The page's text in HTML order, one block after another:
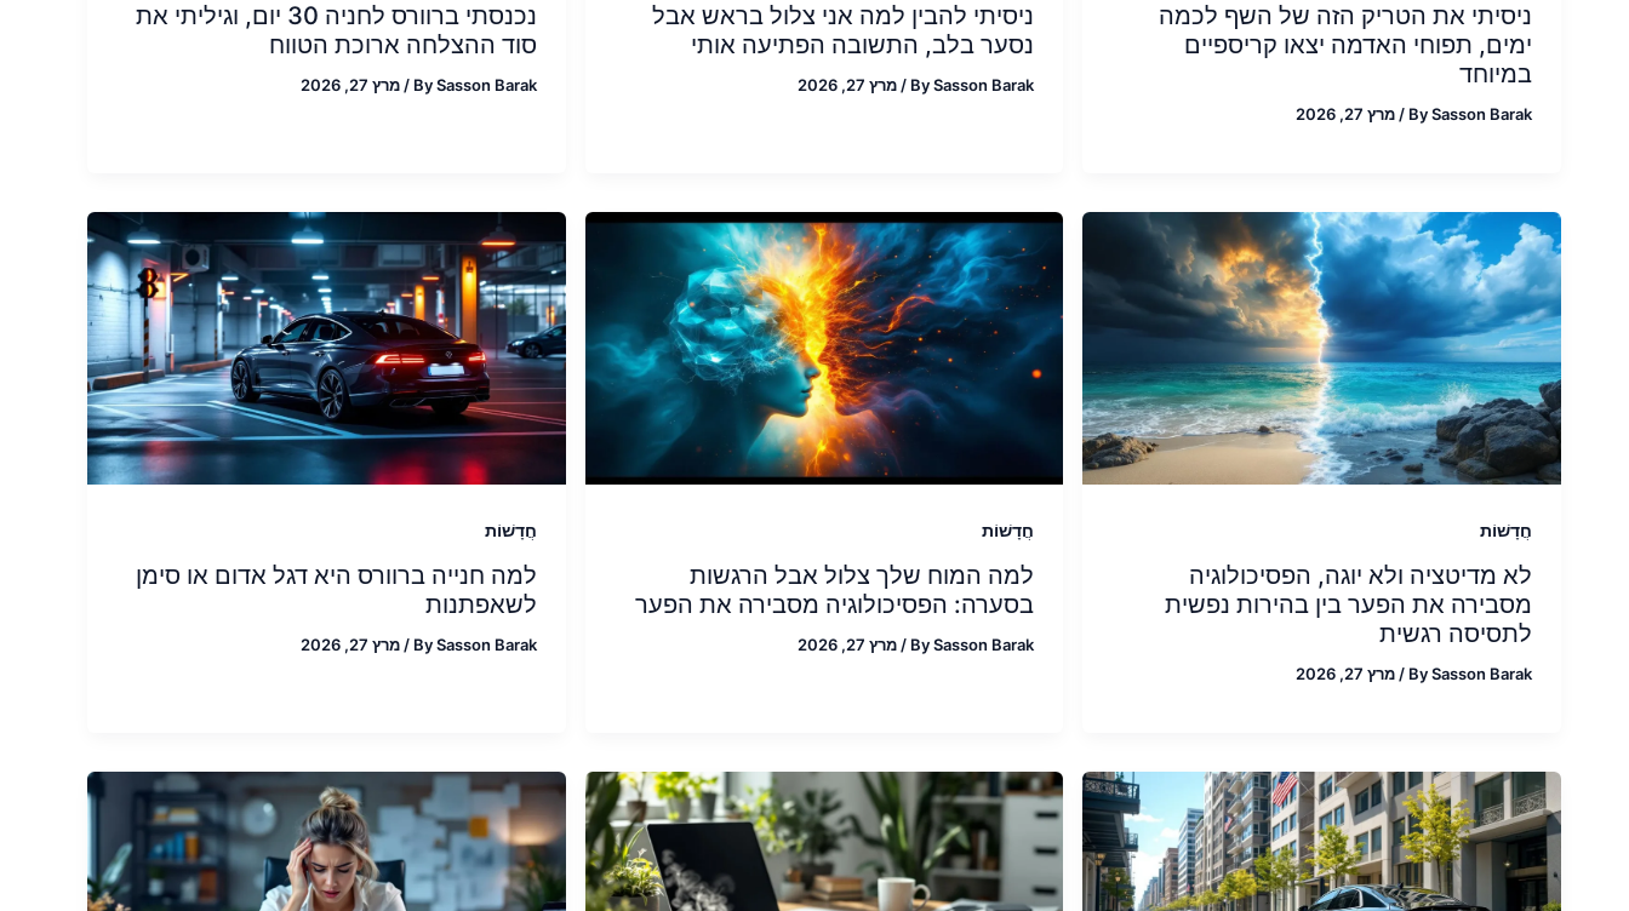
ניסיתי את הטריק הזה של השף לכמה
ימים, תפוחי האדמה יצאו קריספיים
במיוחד
BySasson Barak
/מרץ 27, 2026
ניסיתי להבין למה אני צלול בראש אבל
נסער בלב, התשובה הפתיעה אותי
BySasson Barak
/מרץ 27, 2026
נכנסתי ברוורס לחניה 30 יום, וגיליתי את
סוד ההצלחה ארוכת הטווח
BySasson Barak
/מרץ 27, 2026
חֲדָשׁוֹת
לא מדיטציה ולא יוגה, הפסיכולוגיה
מסבירה את הפער בין בהירות נפשית
לתסיסה רגשית
BySasson Barak
/מרץ 27, 2026
חֲדָשׁוֹת
למה המוח שלך צלול אבל הרגשות
בסערה: הפסיכולוגיה מסבירה את הפער
BySasson Barak
/מרץ 27, 2026
חֲדָשׁוֹת
למה חנייה ברוורס היא דגל אדום או סימן
לשאפתנות
BySasson Barak
/מרץ 27, 2026